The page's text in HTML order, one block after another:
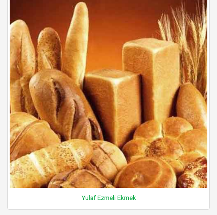
Yulaf Ezmeli Ekmek